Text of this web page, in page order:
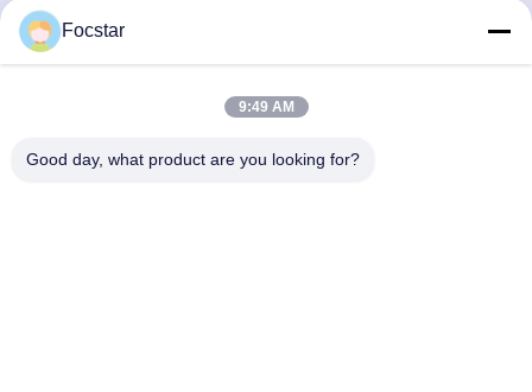
पता
Focstar
9:49 AM
Good day, what product are you looking for?